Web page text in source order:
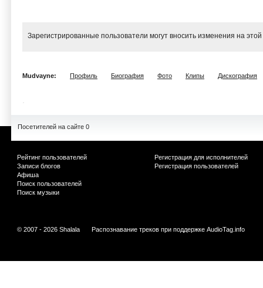
Зарегистрированные пользователи могут вносить изменения на
Mudvayne: Профиль Биография Фото Клипы Дискография
Посетителей на сайте 0
Рейтинг пользователей
Записи блогов
Афиша
Поиск пользователей
Поиск музыки
Регистрация для исполнителей
Регистрация пользователей
© 2007 - 2026 Shalala Распознавание треков при поддержке AudioTag.info